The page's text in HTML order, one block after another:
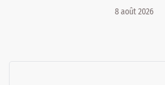
8 août 2026